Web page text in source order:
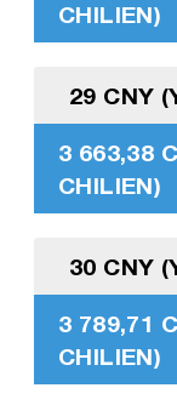
CHILIEN)
29 CNY
3 663,38
CHILIEN)
30 CNY
3 789,71
CHILIEN)